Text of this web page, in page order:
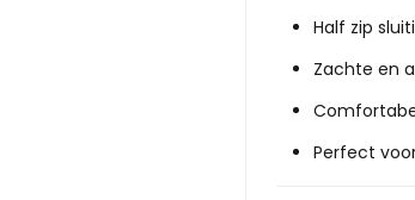
Half zip
Zachte en
Perfect